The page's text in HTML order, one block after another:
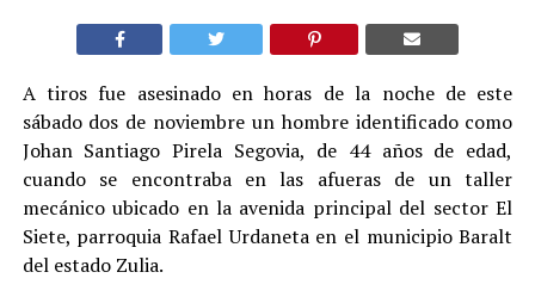
A tiros fue asesinado en horas de la noche de este
sábado dos de noviembre un hombre identificado como
Johan Santiago Pirela Segovia, de 44 años de edad,
cuando se encontraba en las afueras de un taller
mecánico ubicado en la avenida principal del sector El
Siete, parroquia Rafael Urdaneta en el municipio Baralt
del estado Zulia.